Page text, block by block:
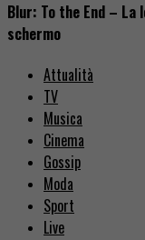
Blur: To the End – La
schermo
Attualità
TV
Musica
Cinema
Gossip
Moda
Sport
Live